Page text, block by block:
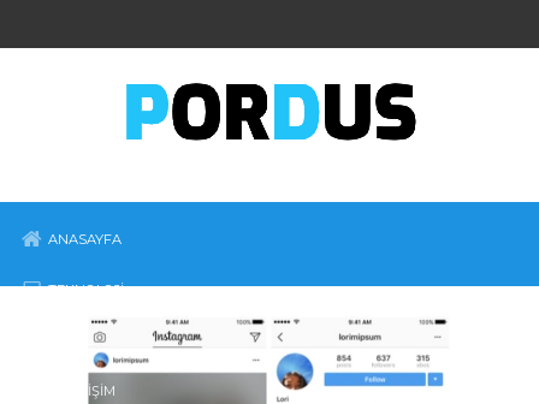
ANASAYFA
TEKNOLOJI
İŞ-GIRIŞIM